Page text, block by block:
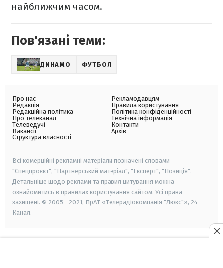
найближчим часом.
Пов'язані теми:
ДИНАМО ФУТБОЛ
Про нас
Редакція
Редакційна політика
Про телеканал
Телеведучі
Вакансії
Структура власності
Рекламодавцям
Правила користування
Політика конфіденційності
Технічна інформація
Контакти
Архів
Всі комерційні рекламні матеріали позначені словами
"Спецпроєкт", "Партнерський матеріал", "Експерт", "Позиція".
Детальніше щодо реклами та правил цитування можна
ознайомитись в правилах користування сайтом. Усі права
захищені. © 2005—2021, ПрАТ «Телерадіокомпанія "Люкс"», 24
Канал.